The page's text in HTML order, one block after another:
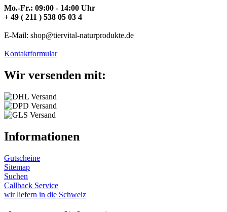
Mo.-Fr.: 09:00 - 14:00 Uhr
+ 49 ( 211 ) 538 05 03 4
E-Mail: shop@tiervital-naturprodukte.de
Kontaktformular
Wir versenden mit:
Informationen
Gutscheine
Sitemap
Suchen
Callback Service
wir liefern in die Schweiz